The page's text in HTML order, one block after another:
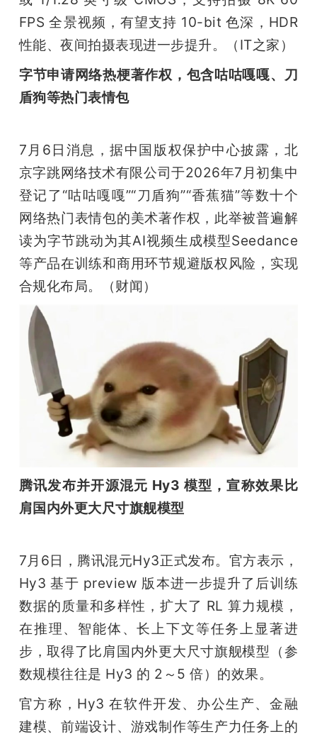
FPS 全景视频，有望支持 10-bit 色深，HDR
性能、夜间拍摄表现进一步提升。（IT之家）
字节申请网络热梗著作权，包含咕咕嘎嘎、刀
盾狗等热门表情包
7月6日消息，据中国版权保护中心披露，北
京字跳网络技术有限公司于2026年7月初集中
登记了“咕咕嘎嘎”“刀盾狗”“香蕉猫”等数十个
网络热门表情包的美术著作权，此举被普遍解
读为字节跳动为其AI视频生成模型Seedance
等产品在训练和商用环节规避版权风险，实现
合规化布局。（财闻）
腾讯发布并开源混元 Hy3 模型，宣称效果比
肩国内外更大尺寸旗舰模型
7月6日，腾讯混元Hy3正式发布。官方表示，
Hy3 基于 preview 版本进一步提升了后训练
数据的质量和多样性，扩大了 RL 算力规模，
在推理、智能体、长上下文等任务上显著进
步，取得了比肩国内外更大尺寸旗舰模型（参
数规模往往是 Hy3 的 2～5 倍）的效果。
官方称，Hy3 在软件开发、办公生产、金融
建模、前端设计、游戏制作等生产力任务上的